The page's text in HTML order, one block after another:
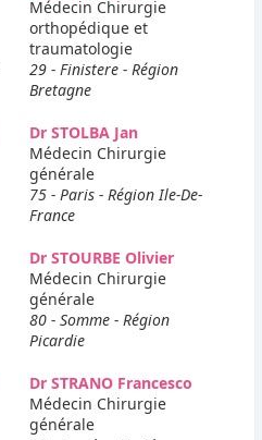
Médecin Chirurgie
orthopédique et
traumatologie
29 - Finistere - Région
Bretagne
Dr STOLBA Jan
Médecin Chirurgie
générale
75 - Paris - Région Ile-De-
France
Dr STOURBE Olivier
Médecin Chirurgie
générale
80 - Somme - Région
Picardie
Dr STRANO Francesco
Médecin Chirurgie
générale